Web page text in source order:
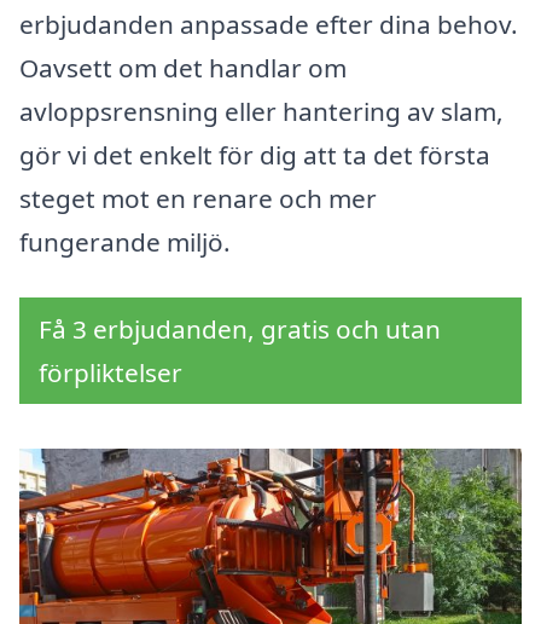
erbjudanden anpassade efter dina behov.
Oavsett om det handlar om
avloppsrensning eller hantering av slam,
gör vi det enkelt för dig att ta det första
steget mot en renare och mer
fungerande miljö.
Få 3 erbjudanden, gratis och utan
förpliktelser